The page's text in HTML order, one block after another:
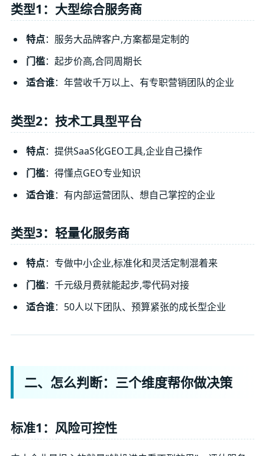
类型1：大型综合服务商
特点：服务大品牌客户,方案都是定制的
门槛：起步价高,合同周期长
适合谁：年营收千万以上、有专职营销团队的企业
类型2：技术工具型平台
特点：提供SaaS化GEO工具,企业自己操作
门槛：得懂点GEO专业知识
适合谁：有内部运营团队、想自己掌控的企业
类型3：轻量化服务商
特点：专做中小企业,标准化和灵活定制混着来
门槛：千元级月费就能起步,零代码对接
适合谁：50人以下团队、预算紧张的成长型企业
二、怎么判断：三个维度帮你做决策
标准1：风险可控性